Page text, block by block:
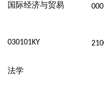
国际经济与贸易
030101KY
法学